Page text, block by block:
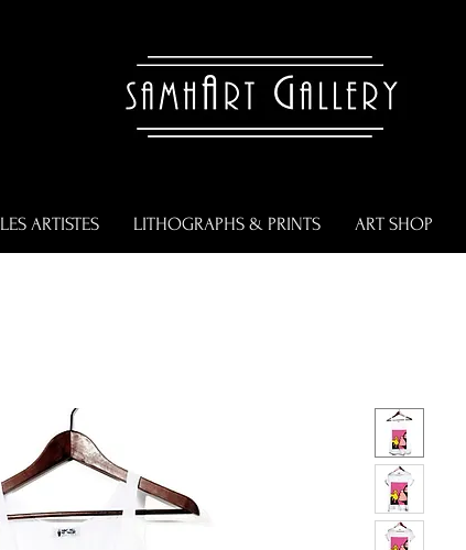
LES ARTISTES LITHOGRAPHS & PRINTS ART SHOP